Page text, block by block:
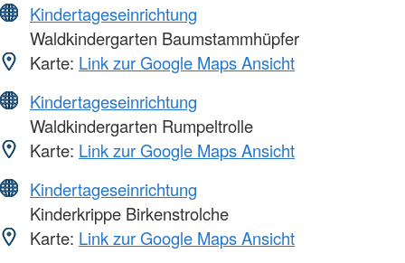
Kindertageseinrichtung
Waldkindergarten Baumstammhüpfer
Karte: Link zur Google Maps Ansicht
Kindertageseinrichtung
Waldkindergarten Rumpeltrolle
Karte: Link zur Google Maps Ansicht
Kindertageseinrichtung
Kinderkrippe Birkenstrolche
Karte: Link zur Google Maps Ansicht